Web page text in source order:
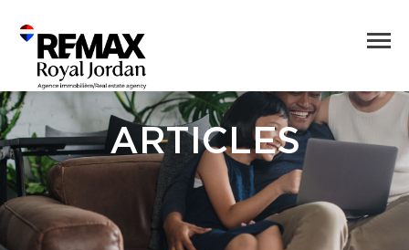
ARTICLES